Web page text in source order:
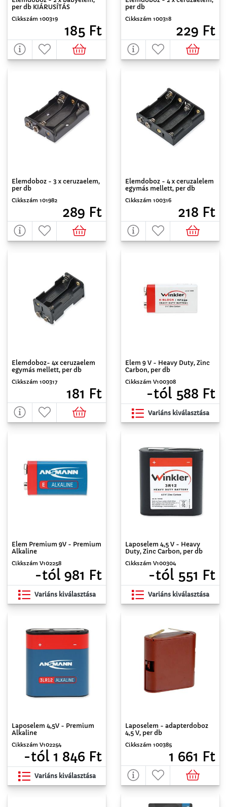
per db KIÁRUSÍTÁS
Cikkszám 100319
185 Ft
per db
Cikkszám 100318
229 Ft
Elemdoboz - 3 x ceruzaelem,
per db
Cikkszám 101982
289 Ft
Elemdoboz - 4 x ceruzalelem
egymás mellett, per db
Cikkszám 100316
218 Ft
Elemdoboz- 4x ceruzaelem
egymás mellett, per db
Cikkszám 100317
181 Ft
Elem 9 V - Heavy Duty, Zinc
Carbon, per db
Cikkszám V100308
-tól 588 Ft
Variáns kiválasztása
Elem Premium 9V - Premium
Alkaline
Cikkszám V102258
-tól 981 Ft
Variáns kiválasztása
Laposelem 4,5 V - Heavy
Duty, Zinc Carbon, per db
Cikkszám V100304
-tól 551 Ft
Variáns kiválasztása
Laposelem 4,5V - Premium
Alkaline
Cikkszám V102254
-tól 1 846 Ft
Variáns kiválasztása
Laposelem - adapterdoboz
4,5 V, per db
Cikkszám 100385
1 661 Ft